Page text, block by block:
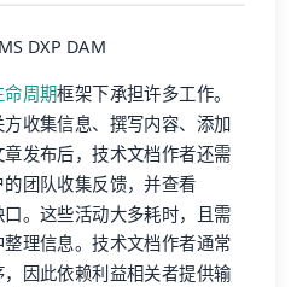
命周期框架下承担许多工作。
收集信息、撰写内容、添加
发布后，技术文档作者还需
团队收集反馈，并查看
。这些活动大多耗时，且需
理信息。技术文档作者通常
因此依赖利益相关者提供输